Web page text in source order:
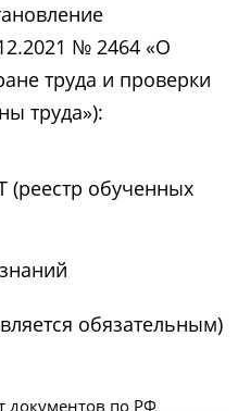
№ 2464 «О
труда и проверки
труда»):
(реестр обученных
обязательным)
документов по РФ